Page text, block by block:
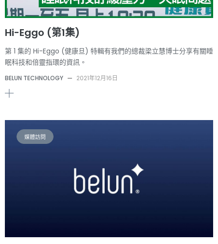
Hi-Eggo (第1集)
第 1 集的 Hi-Eggo (健康旦) 特輯有我們的總裁梁立慧博士分享有關睡
眠科技和倍靈指環的資訊。
BELUN TECHNOLOGY — 2021年12月16日
媒體訪問